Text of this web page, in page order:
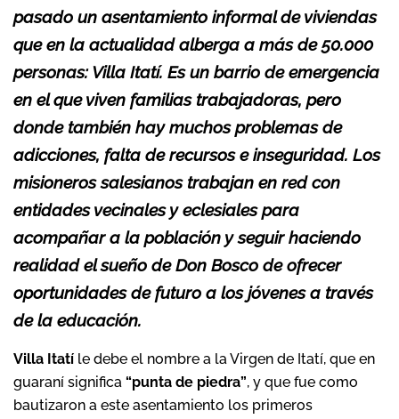
pasado un asentamiento informal de viviendas
que en la actualidad alberga a más de 50.000
personas: Villa Itatí. Es un barrio de emergencia
en el que viven familias trabajadoras, pero
donde también hay muchos problemas de
adicciones, falta de recursos e inseguridad. Los
misioneros salesianos trabajan en red con
entidades vecinales y eclesiales para
acompañar a la población y seguir haciendo
realidad el sueño de Don Bosco de ofrecer
oportunidades de futuro a los jóvenes a través
de la educación.
Villa Itatí le debe el nombre a la Virgen de Itatí, que en
guaraní significa “punta de piedra”, y que fue como
bautizaron a este asentamiento los primeros